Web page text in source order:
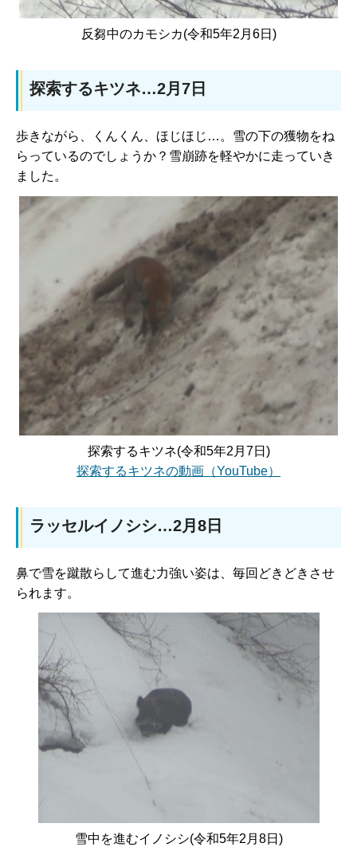
反芻中のカモシカ(令和5年2月6日)
探索するキツネ…2月7日
歩きながら、くんくん、ほじほじ…。雪の下の獲物をね
らっているのでしょうか？雪崩跡を軽やかに走っていき
ました。
探索するキツネ(令和5年2月7日)
探索するキツネの動画（YouTube）
ラッセルイノシシ…2月8日
鼻で雪を蹴散らして進む力強い姿は、毎回どきどきさせ
られます。
雪中を進むイノシシ(令和5年2月8日)